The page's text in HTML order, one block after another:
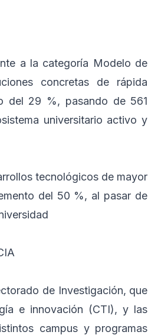
a la categoría Modelo de
concretas de rápida
del 29 %, pasando de 561
universitario activo y
tecnológicos de mayor
del 50 %, al pasar de
de Investigación, que
e innovación (CTI), y las
campus y programas